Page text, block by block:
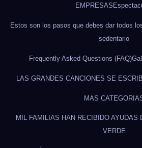
EMPRESAS
Estos son los pasos que debes dar todos
sedentario
Frequently Asked Questions (FAQ)
LAS GRANDES CANCIONES SE
MAS
MIL FAMILIAS HAN RECIBIDO AYUDAS
VERDE